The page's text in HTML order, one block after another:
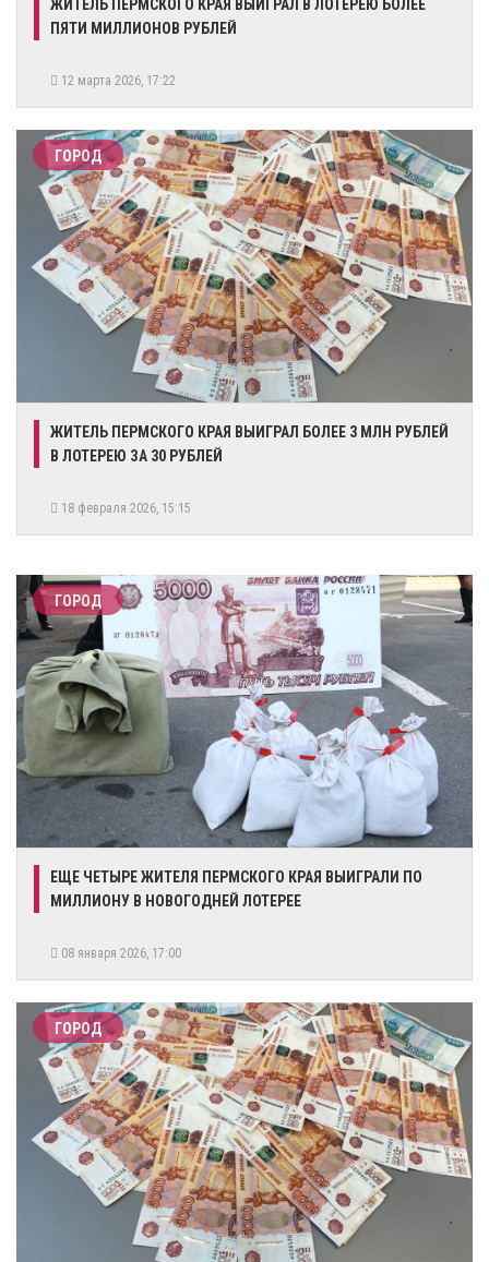
​ЖИТЕЛЬ ПЕРМСКОГО КРАЯ ВЫИГРАЛ В ЛОТЕРЕЮ БОЛЕЕ
ПЯТИ МИЛЛИОНОВ РУБЛЕЙ
12 марта 2026, 17:22
ГОРОД
​ЖИТЕЛЬ ПЕРМСКОГО КРАЯ ВЫИГРАЛ БОЛЕЕ 3 МЛН РУБЛЕЙ
В ЛОТЕРЕЮ ЗА 30 РУБЛЕЙ
18 февраля 2026, 15:15
ГОРОД
​ЕЩЕ ЧЕТЫРЕ ЖИТЕЛЯ ПЕРМСКОГО КРАЯ ВЫИГРАЛИ ПО
МИЛЛИОНУ В НОВОГОДНЕЙ ЛОТЕРЕЕ
08 января 2026, 17:00
ГОРОД